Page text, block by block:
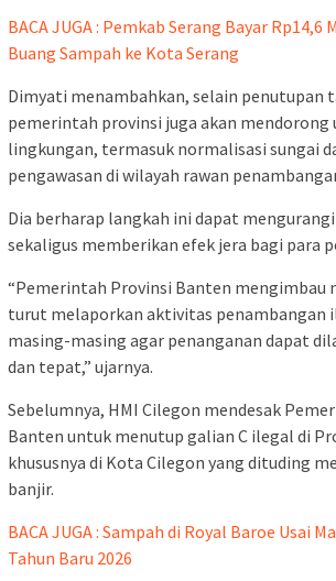
BACA JUGA : Pemkab Serang Bayar Rp14,6
Buang Sampah ke Kota Serang
Dimyati menambahkan, selain penutupan
pemerintah provinsi juga akan mendorong
lingkungan, termasuk normalisasi sungai
pengawasan di wilayah rawan
Dia berharap langkah ini dapat
sekaligus memberikan efek jera bagi para
“Pemerintah Provinsi Banten mengimbau
turut melaporkan aktivitas penambangan
masing-masing agar penanganan dapat
dan tepat,” ujarnya.
Sebelumnya, HMI Cilegon mendesak
Banten untuk menutup galian C ilegal di
khususnya di Kota Cilegon yang dituding
banjir.
BACA JUGA : Sampah di Royal Baroe Usai
Tahun Baru 2026